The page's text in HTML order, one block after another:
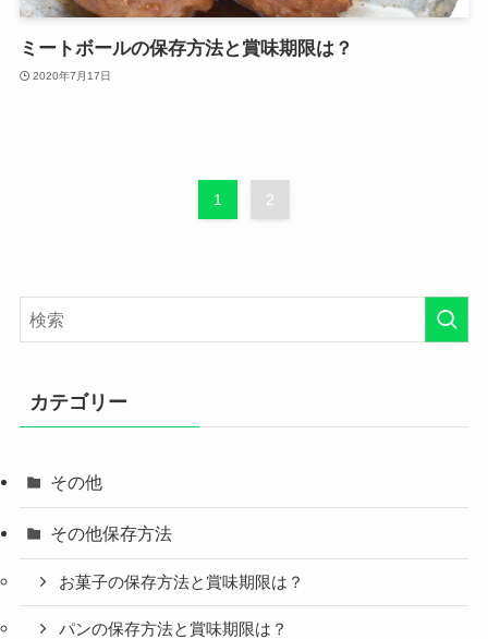
ミートボールの保存方法と賞味期限は？
2020年7月17日
1 2
カテゴリー
その他
その他保存方法
お菓子の保存方法と賞味期限は？
パンの保存方法と賞味期限は？